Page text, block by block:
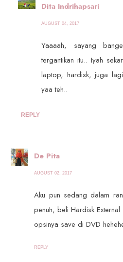
Dita Indrihapsari
AUGUST 04, 2017
Yaaaah, sayang
tergantikan itu.. Iyah
laptop, hardisk, juga
yaa teh..
REPLY
De Pita
AUGUST 02, 2017
Aku pun sedang dalam
penuh, beli Hardisk External
opsinya save di DVD
REPLY